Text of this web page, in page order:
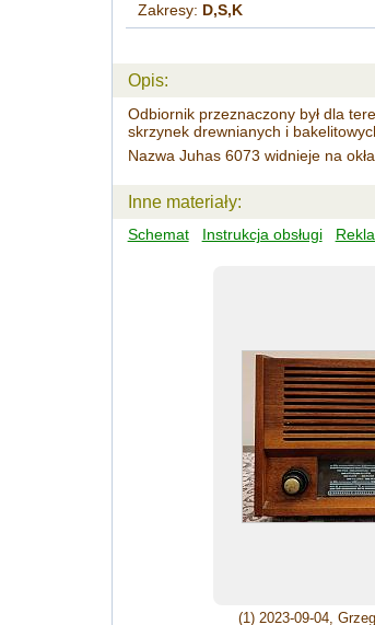
Zakresy: D,S,K
Opis:
Odbiornik przeznaczony był dla
skrzynek drewnianych i
Nazwa Juhas 6073 widnieje na
Inne materiały:
Schemat Instrukcja obsługi
(1) 2023-09-04,